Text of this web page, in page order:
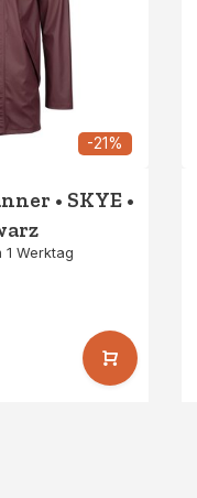
-21%
• SKYE •
1 Werktag